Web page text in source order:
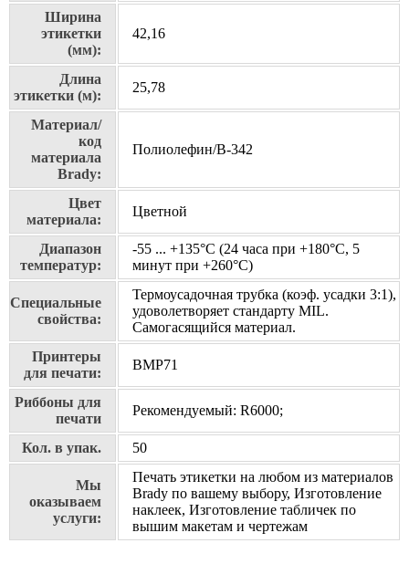
Ширина
этикетки
(мм):
42,16
Длина
этикетки (м):
25,78
Материал/
код
материала
Brady:
Полиолефин/В-342
Цвет
материала:
Цветной
Диапазон
температур:
-55 ... +135°С (24 часа при +180°С, 5
минут при +260°С)
Специальные
свойства:
Термоусадочная трубка (коэф. усадки 3:1),
удоволетворяет стандарту MIL.
Самогасящийся материал.
Принтеры
для печати:
BMP71
Риббоны для
печати
Рекомендуемый: R6000;
Кол. в упак. 50
Мы
оказываем
услуги:
Печать этикетки на любом из материалов
Brady по вашему выбору, Изготовление
наклеек, Изготовление табличек по
вышим макетам и чертежам